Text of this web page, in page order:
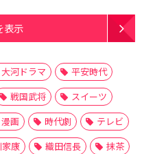
表示
大河ドラマ
平安時代
戦国武将
スイーツ
漫画 時代劇
テレビ
康 織田信長
抹茶